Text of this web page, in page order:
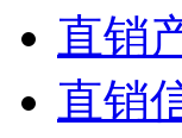
直销
直销